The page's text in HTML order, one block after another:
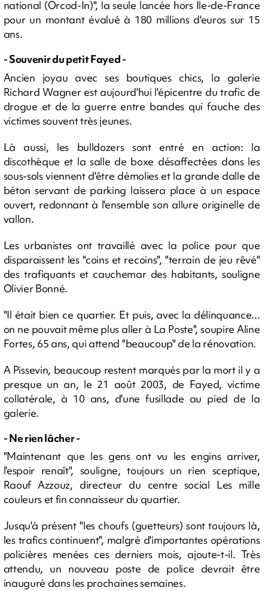
national (Orcod-In)", la seule lancée hors Ile-de-France
pour un montant évalué à 180 millions d'euros sur 15
ans.
- Souvenir du petit Fayed -
Ancien joyau avec ses boutiques chics, la galerie
Richard Wagner est aujourd'hui l'épicentre du trafic de
drogue et de la guerre entre bandes qui fauche des
victimes souvent très jeunes.
Là aussi, les bulldozers sont entré en action: la
discothèque et la salle de boxe désaffectées dans les
sous-sols viennent d'être démolies et la grande dalle de
béton servant de parking laissera place à un espace
ouvert, redonnant à l'ensemble son allure originelle de
vallon.
Les urbanistes ont travaillé avec la police pour que
disparaissent les "coins et recoins", "terrain de jeu rêvé"
des trafiquants et cauchemar des habitants, souligne
Olivier Bonné.
"Il était bien ce quartier. Et puis, avec la délinquance...
on ne pouvait même plus aller à La Poste", soupire Aline
Fortes, 65 ans, qui attend "beaucoup" de la rénovation.
A Pissevin, beaucoup restent marqués par la mort il y a
presque un an, le 21 août 2003, de Fayed, victime
collatérale, à 10 ans, d'une fusillade au pied de la
galerie.
- Ne rien lâcher -
"Maintenant que les gens ont vu les engins arriver,
l'espoir renaît", souligne, toujours un rien sceptique,
Raouf Azzouz, directeur du centre social Les mille
couleurs et fin connaisseur du quartier.
Jusqu'à présent "les choufs (guetteurs) sont toujours là,
les trafics continuent", malgré d'importantes opérations
policières menées ces derniers mois, ajoute-t-il. Très
attendu, un nouveau poste de police devrait être
inauguré dans les prochaines semaines.